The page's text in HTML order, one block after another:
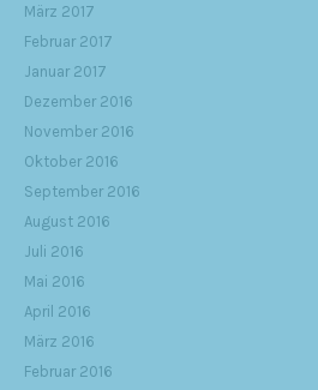
März 2017
Februar 2017
Januar 2017
Dezember 2016
November 2016
Oktober 2016
September 2016
August 2016
Juli 2016
Mai 2016
April 2016
März 2016
Februar 2016